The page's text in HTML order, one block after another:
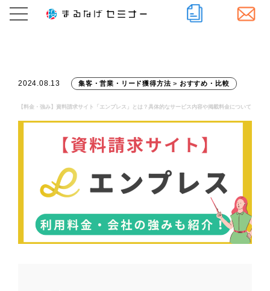
2024.08.13 集客・営業・リード獲得方法 > おすすめ・比較
【料金・強み】資料請求サイト「エンプレス」とは？具体的なサービス内容や掲載料金について